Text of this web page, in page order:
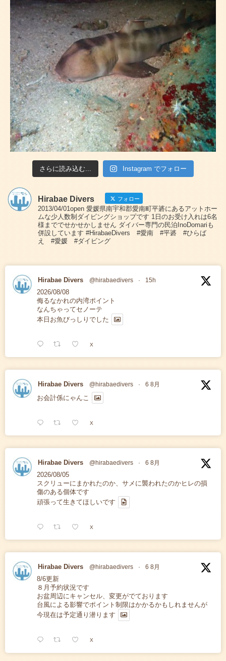
さらに読み込む... Instagram でフォロー
Hirabae Divers フォロー
2013/04/01open 愛媛県南宇和郡愛南町平碆にあるアットホー
ムな少人数制ダイビングショップです 1日のお受け入れは6名
様まででせかせかしません ダイバー専門の民泊InoDomariも
併設しています #HirabaeDivers #愛南 #平碆 #ひらば
え #愛媛 #ダイビング
Hirabae Divers @hirabaedivers · 15h
2026/08/08
侮るなかれの内湾ポイント
なんちゃってセノーテ
本日お魚びっしりでした
X
Hirabae Divers @hirabaedivers · 6 8月
お会計係にゃんこ
X
Hirabae Divers @hirabaedivers · 6 8月
2026/08/05
スクリューにまかれたのか、サメに襲われたのかヒレの損
傷のある個体です
頑張って生きてほしいです
X
Hirabae Divers @hirabaedivers · 6 8月
8/6更新
８月予約状況です
お盆周辺にキャンセル、変更がでております
台風による影響でポイント制限はかかるかもしれませんが
今現在は予定通り潜ります
X